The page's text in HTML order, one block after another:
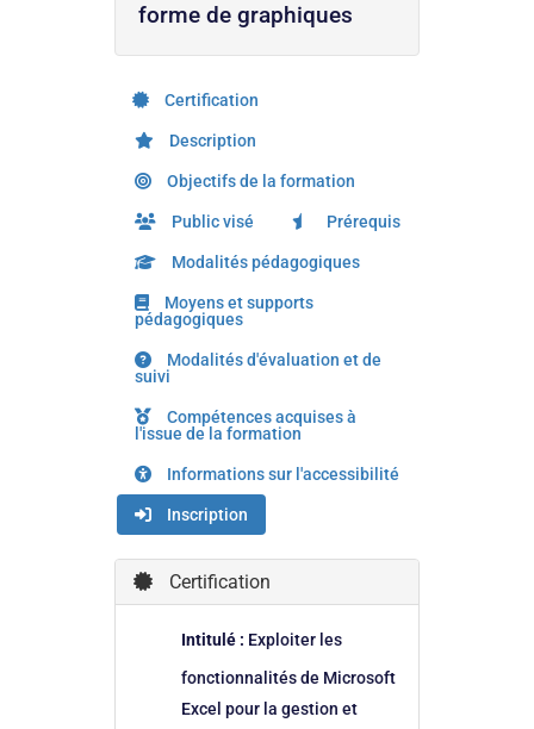
forme de graphiques
Certification
Description
Objectifs de la formation
Public visé Prérequis
Modalités pédagogiques
Moyens et supports
pédagogiques
Modalités d'évaluation et de
suivi
Compétences acquises à
l'issue de la formation
Informations sur l'accessibilité
Inscription
Certification
Intitulé : Exploiter les
fonctionnalités de Microsoft
Excel pour la gestion et